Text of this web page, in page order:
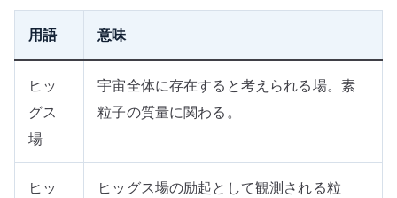
用語 意味
ヒッ
グス
場
宇宙全体に存在すると考えられる場。素
粒子の質量に関わる。
ヒッ
ヒッグス場の励起として観測される粒